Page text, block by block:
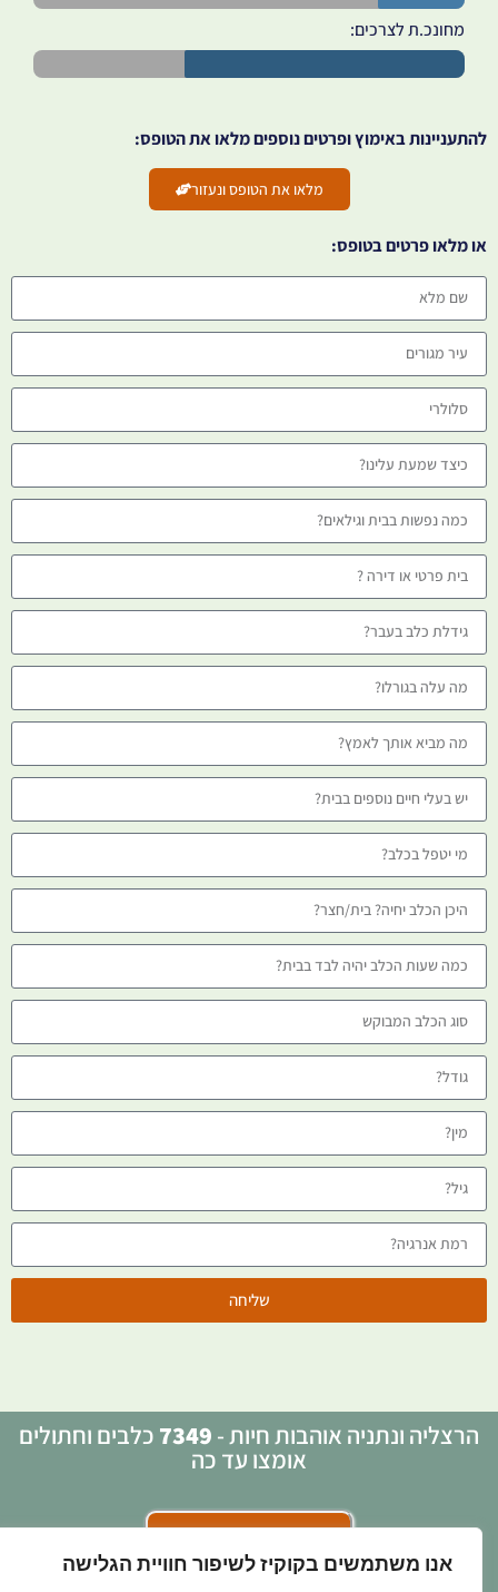
אנו משתמשים בקוקיז לשיפור חוויית הגלישה
מחונכ.ת לצרכים:
להתעניינות באימוץ ופרטים נוספים מלאו את הטופס:
מלאו את הטופס ונעזור
או מלאו פרטים בטופס:
שליחה
הרצליה ונתניה אוהבות חיות - 7349 כלבים וחתולים
אומצו עד כה
פניה בוואטסאפ >>>